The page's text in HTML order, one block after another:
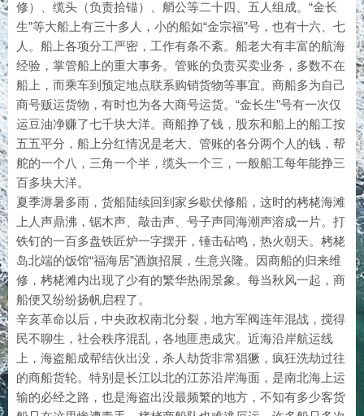
修）、缆头（负责拾锚）、艄公等二十四、五人组成。“金长
生”等大船上有三十多人，小的船如“金宗福”号，也有十六、七
人。船上各项分工严密，工作有条不紊。船老大有丰富的航海
经验，掌管船上的重大事务。管账的负责买卖业务，多数不在
船上，而乘车到预定地点联系购销货物等事宜。商船多为自己
商号贩运货物，有时也为各大商号运货。“金长生”号有一次仅
运豆油净赚了七千块大洋。商船挣了钱，股东和船上的船工按
五五平分，船上分红情况是老大、管账的各分两个人的钱，帮
舵的一个八，三角一个半，缆头一个三，一般船工每年能挣三
百多块大洋。
夏季溽暑多雨，货船陆续回到家乡歇伏修船，这时的栲栳海滩
上人声鼎沸，锯木声、敲击声、号子声同海潮声溶成一片。打
铁钉的一百多盘铁匠炉一字摆开，锤击砧鸣，热火朝天。栲栳
岛北端的饭馆“福海居”酒旗招展，生意兴隆。因商船的归来维
修，栲栳滩内出现了少有的繁华热闹景象。每当秋风一起，商
船便又纷纷扬帆启程了。
辛亥革命以后，中央政权南北分裂，地方军阀连年混战，搅得
民不聊生，社会秩序混乱，各地匪患成灾。近海沿岸航运线
上，海盗船成帮结伙出没，杀人劫货非常猖獗，疯狂洗劫过往
的商船货轮。特别是长江以北的江苏沿岸海面，是南北海上运
输的必经之路，也是海盗出没最频繁的地方，不知有多少客货